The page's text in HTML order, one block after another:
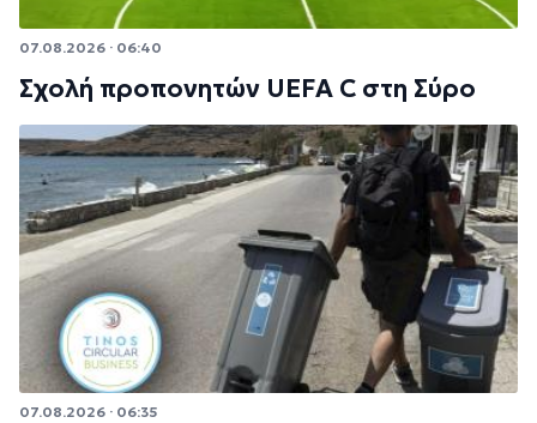
07.08.2026 · 06:40
Σχολή προπονητών UEFA C στη Σύρο
07.08.2026 · 06:35